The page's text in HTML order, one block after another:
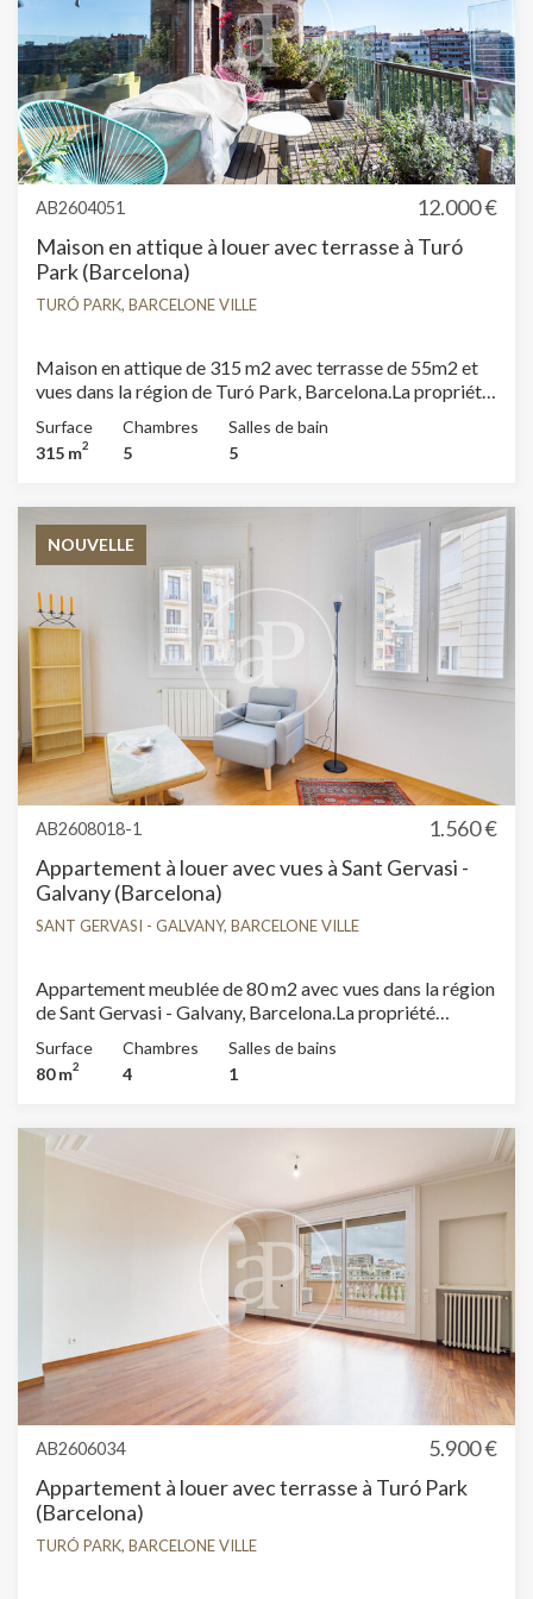
AB2604051
12.000 €
Maison en attique à louer avec terrasse à Turó
Park (Barcelona)
TURÓ PARK, BARCELONE VILLE
Maison en attique de 315 m2 avec terrasse de 55m2 et
vues dans la région de Turó Park, Barcelona.La propriété
place de parking, climatisation, armoires intégrées,
chauffage et concierge.* Conformément à la Loi 12/2023
dispose pas d'indice R.P.LL. Aucun certificat étatique
informatif de référence des loyers n'est applicable à ce
bien.Loyer du dernier contrat de location : 12.000,00 €Ce
propriétaire n'est pas considéré comme un grand
détenteur immobilier.Ce bien est considéré comme un
bien de standing en raison de sa superficie et/ou de son
loyer et, conformément à la loi espagnole sur les baux
urbains (LAU), l'indice étatique de référence des loyers
ne s'applique pas.
Surface
315 m2
Chambres
5
Salles de bain
5
NOUVELLE
AB2608018-1
1.560 €
Appartement à louer avec vues à Sant Gervasi -
Galvany (Barcelona)
SANT GERVASI - GALVANY, BARCELONE VILLE
Appartement meublée de 80 m2 avec vues dans la région
de Sant Gervasi - Galvany, Barcelona.La propriété
intégrées, buanderie, chauffage et concierge.*
Conformément à la Loi 12/2023 et à la Loi 18/2007, nous
référence étatique 1.233,00 €Loyer du dernier contrat de
location : 1.560,00 €Ce propriétaire n'est pas considéré
comme un grand détenteur immobilier.
Surface
80 m2
Chambres
4
Salles de bains
1
AB2606034
5.900 €
Appartement à louer avec terrasse à Turó Park
(Barcelona)
TURÓ PARK, BARCELONE VILLE